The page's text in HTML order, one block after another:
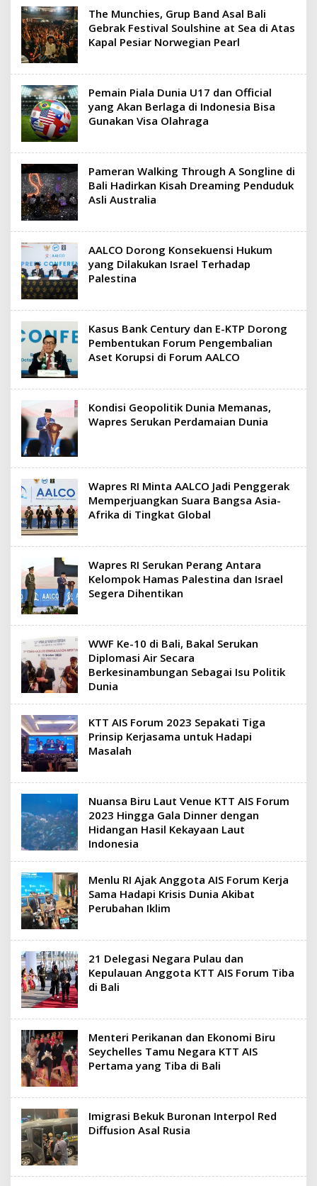
The Munchies, Grup Band Asal Bali
Gebrak Festival Soulshine at Sea di Atas
Kapal Pesiar Norwegian Pearl
Pemain Piala Dunia U17 dan Official
yang Akan Berlaga di Indonesia Bisa
Gunakan Visa Olahraga
Pameran Walking Through A Songline di
Bali Hadirkan Kisah Dreaming Penduduk
Asli Australia
AALCO Dorong Konsekuensi Hukum
yang Dilakukan Israel Terhadap
Palestina
Kasus Bank Century dan E-KTP Dorong
Pembentukan Forum Pengembalian
Aset Korupsi di Forum AALCO
Kondisi Geopolitik Dunia Memanas,
Wapres Serukan Perdamaian Dunia
Wapres RI Minta AALCO Jadi Penggerak
Memperjuangkan Suara Bangsa Asia-
Afrika di Tingkat Global
Wapres RI Serukan Perang Antara
Kelompok Hamas Palestina dan Israel
Segera Dihentikan
WWF Ke-10 di Bali, Bakal Serukan
Diplomasi Air Secara
Berkesinambungan Sebagai Isu Politik
Dunia
KTT AIS Forum 2023 Sepakati Tiga
Prinsip Kerjasama untuk Hadapi
Masalah
Nuansa Biru Laut Venue KTT AIS Forum
2023 Hingga Gala Dinner dengan
Hidangan Hasil Kekayaan Laut
Indonesia
Menlu RI Ajak Anggota AIS Forum Kerja
Sama Hadapi Krisis Dunia Akibat
Perubahan Iklim
21 Delegasi Negara Pulau dan
Kepulauan Anggota KTT AIS Forum Tiba
di Bali
Menteri Perikanan dan Ekonomi Biru
Seychelles Tamu Negara KTT AIS
Pertama yang Tiba di Bali
Imigrasi Bekuk Buronan Interpol Red
Diffusion Asal Rusia